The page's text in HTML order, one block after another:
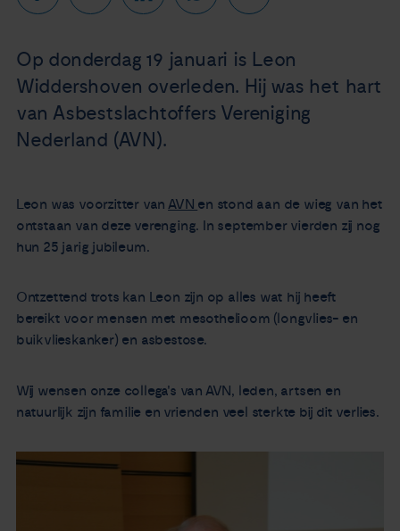
Doneer nu
Nieuws
Agenda
Zorgverleners
Contact
Op donderdag 19 januari is Leon
Widdershoven overleden. Hij was het hart
van Asbestslachtoffers Vereniging
Nederland (AVN).
Leon was voorzitter vanAVN en stond aan de wieg van het
ontstaan van deze verenging. In september vierden zij nog
hun 25 jarig jubileum.
Ontzettend trots kan Leon zijn op alles wat hij heeft
bereikt voor mensen met mesothelioom (longvlies- en
buikvlieskanker) en asbestose.
Wij wensen onze collega's van AVN, leden, artsen en
natuurlijk zijn familie en vrienden veel sterkte bij dit verlies.